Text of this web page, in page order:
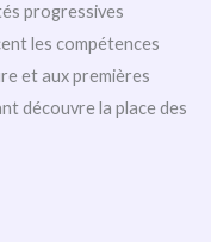
progressives
les compétences
et aux premières
découvre la place des